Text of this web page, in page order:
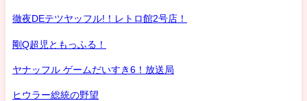
徹夜DEテツヤッフル!！レトロ館2号店！
剛Q超児ともっふる！
ヤナッフル ゲームだいすき6！放送局
ヒウラー総統の野望